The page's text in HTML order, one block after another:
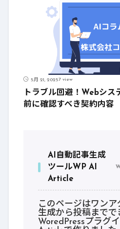
5月 21, 20257 view
トラブル回避！Webシス
前に確認すべき契約内容
AI自動記事生成
ツールWP AI
Article
このページはワン
生成から投稿までで
WoredPressプラグ